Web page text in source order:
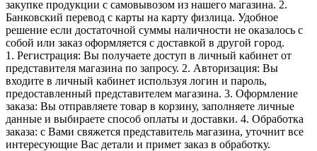
закупке продукции с самовывозом из нашего магазина. 2.
Банковский перевод с карты на карту физлица. Удобное
решение если достаточной суммы наличности не оказалось с
собой или заказ оформляется с доставкой в другой город.
1. Регистрация: Вы получаете доступ в личный кабинет от
представителя магазина по запросу. 2. Авторизация: Вы
входите в личный кабинет используя логин и пароль,
предоставленный представителем магазина. 3. Оформление
заказа: Вы отправляете товар в корзину, заполняете личные
данные и выбираете способ оплаты и доставки. 4. Обработка
заказа: с Вами свяжется представитель магазина, уточнит все
интересующие Вас детали и примет заказ в обработку.